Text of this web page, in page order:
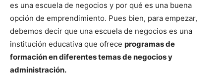
es una escuela de negocios y por qué es una buena
opción de emprendimiento. Pues bien, para empezar,
debemos decir que una escuela de negocios es una
institución educativa que ofrece programas de
formación en diferentes temas de negocios y
administración.